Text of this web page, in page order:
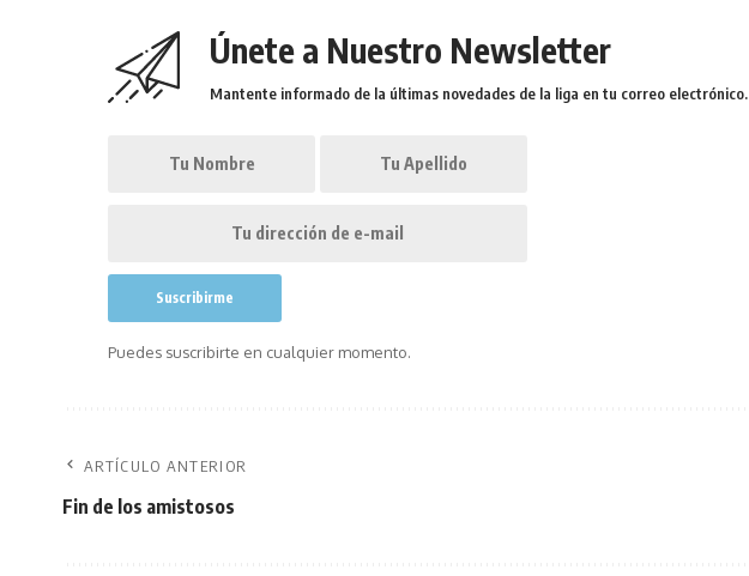
Únete a Nuestro Newsletter
Mantente informado de la últimas novedades de la liga en tu correo electrónico.
Puedes suscribirte en cualquier momento.
ARTÍCULO ANTERIOR
Fin de los amistosos